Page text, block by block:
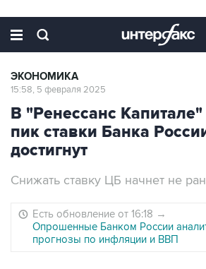
ЭКОНОМИКА
15:58, 5 февраля 2025
В "Ренессанс Капитале"
пик ставки Банка
достигнут
Снижать ставку ЦБ начнет не
Есть обновление от 16:18 →
Опрошенные Банком России
прогнозы по инфляции и ВВП